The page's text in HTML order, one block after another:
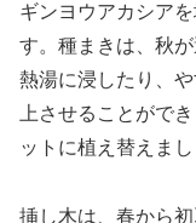
ギンヨウアカシア
す。種まきは、秋
熱湯に浸したり、
上させることがで
ットに植え替えまし
挿し木は、春から